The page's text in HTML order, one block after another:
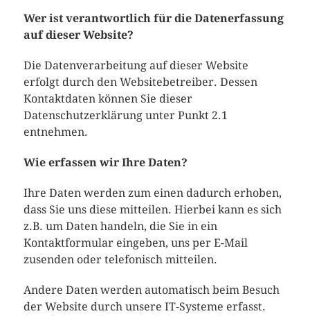
Wer ist verantwortlich für die Datenerfassung
auf dieser Website?
Die Datenverarbeitung auf dieser Website
erfolgt durch den Websitebetreiber. Dessen
Kontaktdaten können Sie dieser
Datenschutzerklärung unter Punkt 2.1
entnehmen.
Wie erfassen wir Ihre Daten?
Ihre Daten werden zum einen dadurch erhoben,
dass Sie uns diese mitteilen. Hierbei kann es sich
z.B. um Daten handeln, die Sie in ein
Kontaktformular eingeben, uns per E-Mail
zusenden oder telefonisch mitteilen.
Andere Daten werden automatisch beim Besuch
der Website durch unsere IT-Systeme erfasst.